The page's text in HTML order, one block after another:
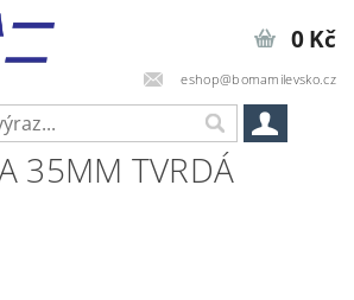
eshop@bomamilevsko.cz
0 Kč
35MM TVRDÁ